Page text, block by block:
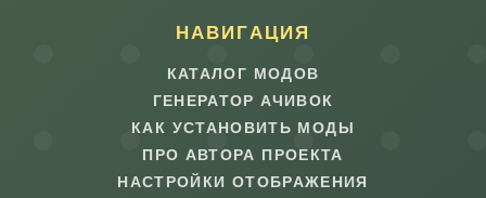
НАВИГАЦИЯ
КАТАЛОГ МОДОВ
ГЕНЕРАТОР АЧИВОК
КАК УСТАНОВИТЬ МОДЫ
ПРО АВТОРА ПРОЕКТА
НАСТРОЙКИ ОТОБРАЖЕНИЯ